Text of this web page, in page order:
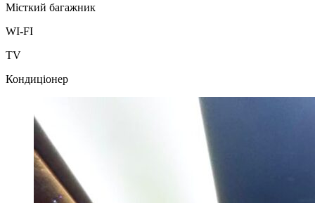
Місткий багажник
WI-FI
TV
Кондиціонер